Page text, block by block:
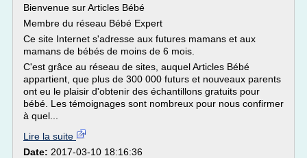
Bienvenue sur Articles Bébé
Membre du réseau Bébé Expert
Ce site Internet s'adresse aux futures mamans et aux
mamans de bébés de moins de 6 mois.
C'est grâce au réseau de sites, auquel Articles Bébé
appartient, que plus de 300 000 futurs et nouveaux parents
ont eu le plaisir d'obtenir des échantillons gratuits pour
bébé. Les témoignages sont nombreux pour nous confirmer
à quel...
Lire la suite
Date: 2017-03-10 18:16:36